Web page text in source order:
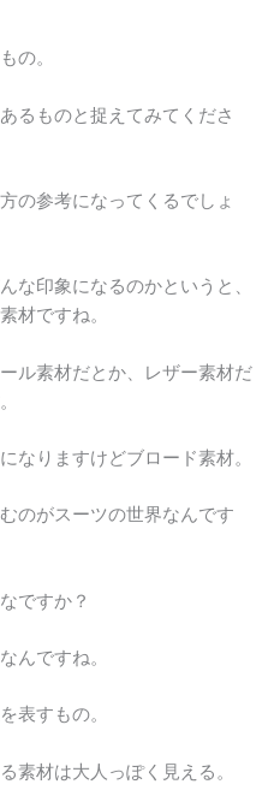
の。
るものと捉えてみてくださ
の参考になってくるでしょ
な印象になるのかというと、
材ですね。
ル素材だとか、レザー素材だ
なりますけどブロード素材。
のがスーツの世界なんです
ですか？
んですね。
表すもの。
素材は大人っぽく見える。